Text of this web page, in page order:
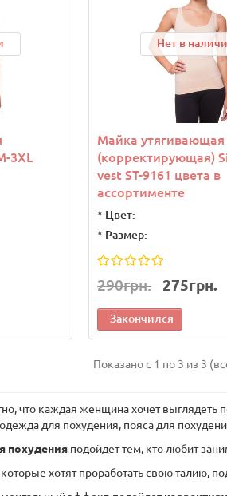
3XL
Нет в
Майка утягивающая
(корректирующая)
vest ST-9161 цвета в
ассортименте
* Цвет:
* Размер:
290грн. 275грн.
Закончился
Показано с 1 по 3 из 3
что каждая женщина хочет выглядеть
для похудения, пояса для
похудения подойдет тем, кто любит
хотят проработать свою талию,